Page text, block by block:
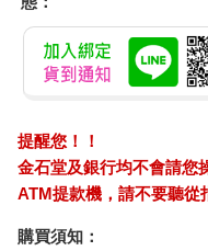
提醒您！！
金石堂及銀行均不會請您
ATM提款機，請不要聽從
購買須知：